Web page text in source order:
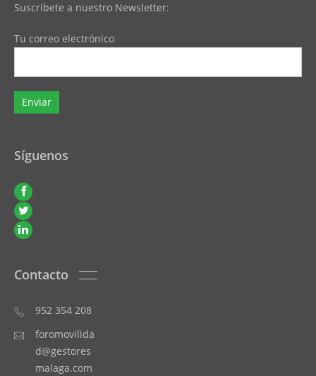
Suscribete a nuestro Newsletter:
Tu correo electrónico
Síguenos
Contacto
952 354 208
foromovilida
d@gestores
malaga.com